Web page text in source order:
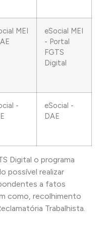
MEI
eSocial MEI
- Portal
FGTS
Digital
-
eSocial -
DAE
Digital o programa
possível realizar
a fatos
como, recolhimento
Trabalhista.